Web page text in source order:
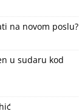
na novom poslu?
u sudaru kod